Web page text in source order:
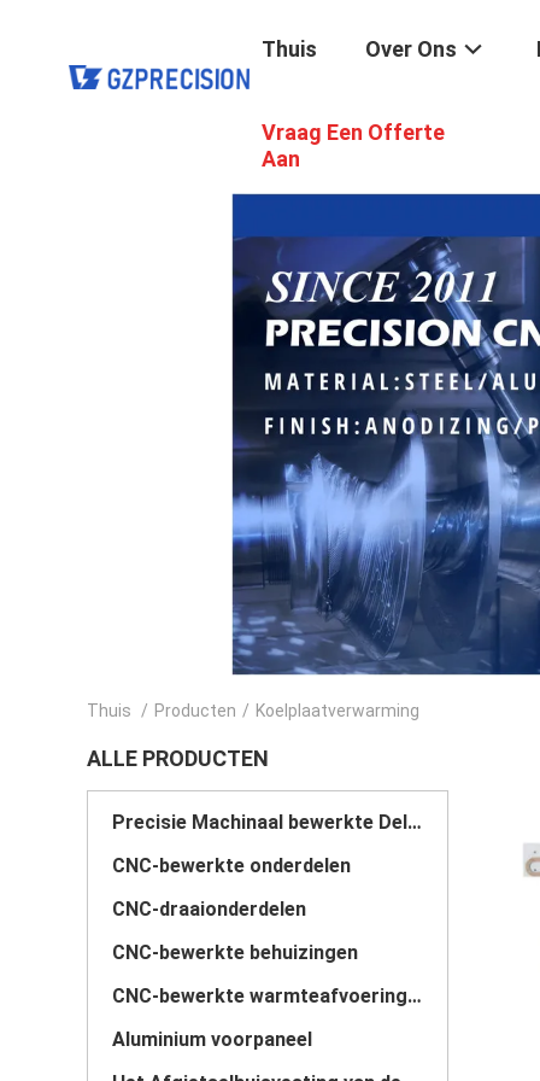
Thuis Over Ons
Vraag Een Offerte
Aan
Thuis / Producten / Koelplaatverwarming
ALLE PRODUCTEN
Precisie Machinaal bewerkte Delen
CNC-bewerkte onderdelen
CNC-draaionderdelen
CNC-bewerkte behuizingen
CNC-bewerkte warmteafvoeringen
Aluminium voorpaneel